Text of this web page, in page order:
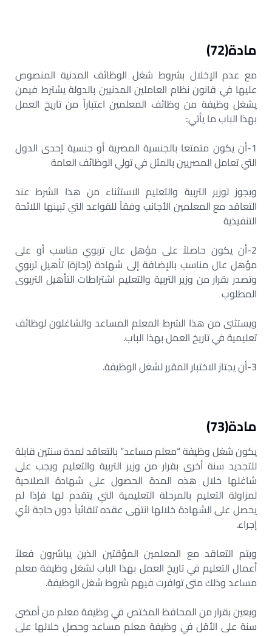
مادة(72)
مع عدم الإخلال بشروط شغل الوظائف المدنية المنصوص
عليها في قانون نظام العاملين المدنيين بالدولة يشترط فيمن
يشغل وظيفة من وظائف المعلمين اعتباراً من تاريخ العمل
بهذا الباب ما يأتي:
1-أن يكون متمتعا بالجنسية المصرية أو جنسية إحدى الدول
التي تعامل المصريين بالمثل في تولي الوظائف العامة
ويجوز لوزير التربية والتعليم الاستثناء من هذا الشرط عند
التعاقد مع المعلمين الأجانب وفقاً للقواعد التي تبينها اللائحة
التنفيذية
2-أن يكون حاصلاً على مؤهل عال تربوي مناسب أو على
مؤهل عال مناسب بالإضافة إلى شهادة (إجازة) تأهيل تربوي
وتصدر بقرار من وزير التربية والتعليم اشتراطات التأهيل التربوى
المطلوب
ويستثنى من هذا الشرط المعلم المساعد والشاغلون لوظائف
تعليمية في تاريخ العمل بهذا الباب.
3-أن يجتاز الاختبار المقرر لشغل الوظيفة.
مادة(73)
يكون شغل وظيفة “معلم مساعد” بالتعاقد لمدة سنتين قابلة
للتجديد سنة أخرى بقرار من وزير التربية والتعليم ويجب على
شاغلها خلال هذه المدة الحصول على شهادة الصلاحية
لمزاولة التعليم بالمرحلة التعليمية التي يتقدم لها فإذا لم
يحصل على الشهادة خلالها انتهى عقده تلقائياً دون حاجة لأي
إجراء.
ويتم التعاقد مع المعلمين المؤقتين الذين يباشرون فعلاً
أعمال التعليم في تاريخ العمل بهذا الباب لشغل وظيفة معلم
مساعد وذلك متى توافرت فيهم شروط شغل الوظيفة.
ويعين بقرار من المحافظ المختص في وظيفة معلم من أمضى
سنة على الأقل في وظيفة معلم مساعد وحصل خلالها على